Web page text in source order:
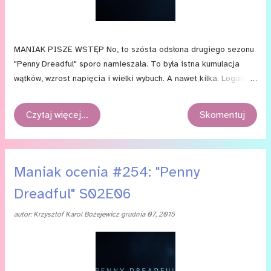
MANIAK PISZE WSTĘP No, to szósta odsłona drugiego sezonu
"Penny Dreadful" sporo namieszała. To była istna kumulacja
wątków, wzrost napięcia i wielki wybuch. A nawet kilka. Logan
no bo jak tu to wszystko przebić? I trzeba przyznać,
że rozwiązanie tego problemu jest nieco przewrotne:
na bohaterach. Tytuł tej odsłony to „Little Scorpion” („Mały
Skorpion”), co sugeruje oczywiście poświęcenie uwagi Vanessie
Ives. I tak też się dzieje. Po wydarzeniach na balu
z poprzedniego odcinka, bohaterka postanawia oddzielić się
na jakiś czas od reszty grupy. Dołącza do niej Ethan Chandler.
Czytaj więcej… Skomentuj
Maniak ocenia #254: "Penny
Dreadful" S02E06
autor:Krzysztof Karol Bożejewicz grudnia 07, 2015